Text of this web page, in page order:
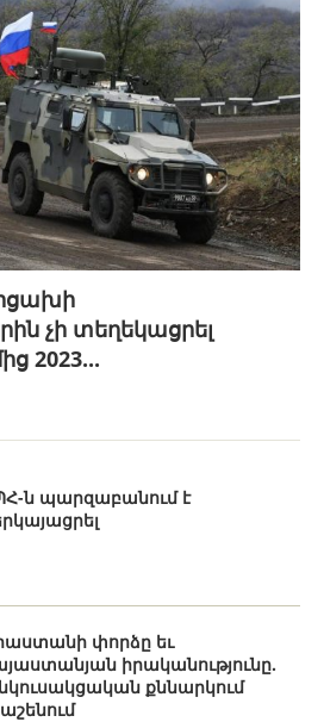
չի տեղեկացրել
2023...
ն պարզաբանում է
փորձը եւ
իրականությունը.
քննարկում